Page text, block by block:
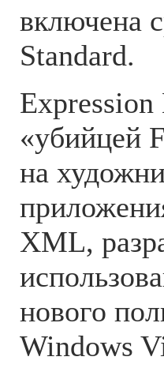
включена
Standard.
«убийцей
на
XML,
нового
Windows